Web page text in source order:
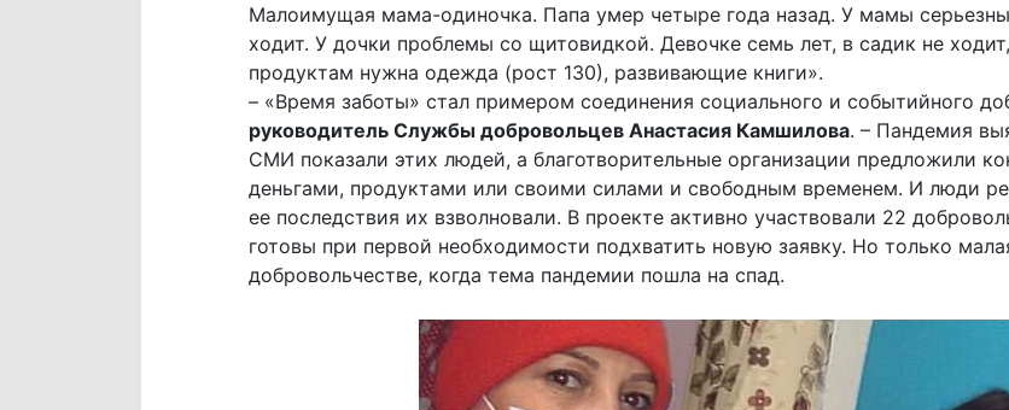
Малоимущая мама-одиночка. Папа умер четыре года назад. У мамы
ходит. У дочки проблемы со щитовидкой. Девочке семь лет, в садик не
продуктам нужна одежда (рост 130), развивающие книги».
– «Время заботы» стал примером соединения социального и событийного
руководитель Службы добровольцев Анастасия Камшилова. – Пандемия
СМИ показали этих людей, а благотворительные организации предложили
деньгами, продуктами или своими силами и свободным временем. И люди
ее последствия их взволновали. В проекте активно участвовали 22
готовы при первой необходимости подхватить новую заявку. Но только
добровольчестве, когда тема пандемии пошла на спад.